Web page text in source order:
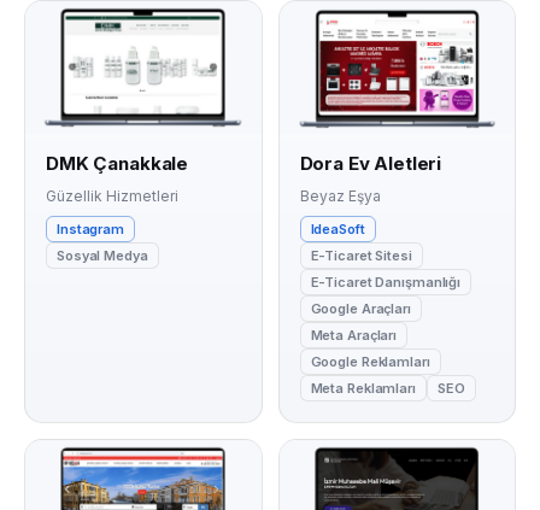
DMK Çanakkale
Güzellik Hizmetleri
Instagram
Sosyal Medya
Dora Ev Aletleri
Beyaz Eşya
IdeaSoft
E-Ticaret Sitesi
E-Ticaret Danışmanlığı
Google Araçları
Meta Araçları
Google Reklamları
Meta Reklamları
SEO